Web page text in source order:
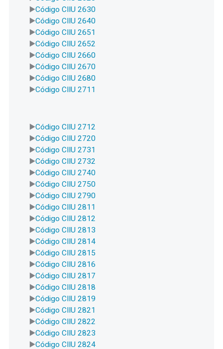
Código CIIU 2630
Código CIIU 2640
Código CIIU 2651
Código CIIU 2652
Código CIIU 2660
Código CIIU 2670
Código CIIU 2680
Código CIIU 2711
Código CIIU 2712
Código CIIU 2720
Código CIIU 2731
Código CIIU 2732
Código CIIU 2740
Código CIIU 2750
Código CIIU 2790
Código CIIU 2811
Código CIIU 2812
Código CIIU 2813
Código CIIU 2814
Código CIIU 2815
Código CIIU 2816
Código CIIU 2817
Código CIIU 2818
Código CIIU 2819
Código CIIU 2821
Código CIIU 2822
Código CIIU 2823
Código CIIU 2824